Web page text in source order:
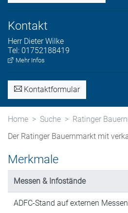
Kontakt
Herr Dieter Wilke
Tel: 01752188419
Mehr Infos
Kontaktformular
Home Suche
Ratinger
Der Ratinger Bauernmarkt mit
Merkmale
Messen & Infostände
ADFC-Stand auf externen